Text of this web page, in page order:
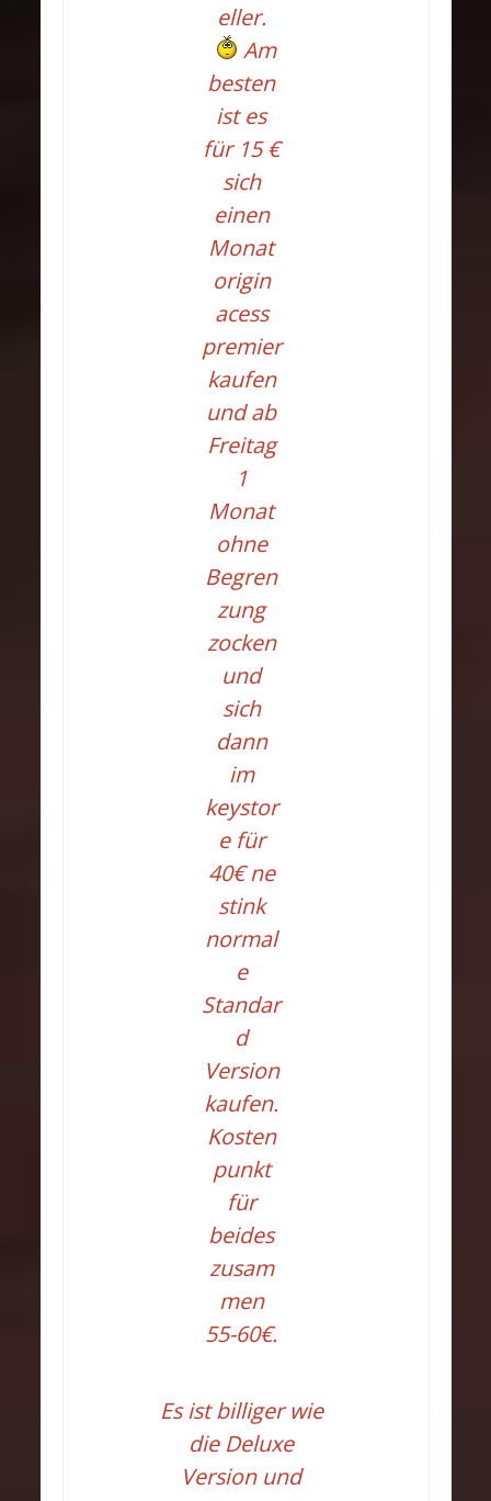
eller.
Am
besten
ist es
für 15 €
sich
einen
Monat
origin
acess
premier
kaufen
und ab
Freitag
1
Monat
ohne
Begren
zung
zocken
und
sich
dann
im
keystor
e für
40€ ne
stink
normal
e
Standar
d
Version
kaufen.
Kosten
punkt
für
beides
zusam
men
55-60€.
Es ist billiger wie
die Deluxe
Version und